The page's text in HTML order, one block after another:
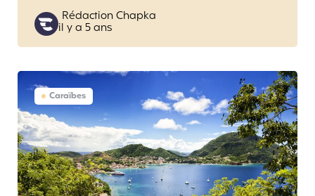
Posted
by
Rédaction Chapka
il y a 5 ans
Caraïbes